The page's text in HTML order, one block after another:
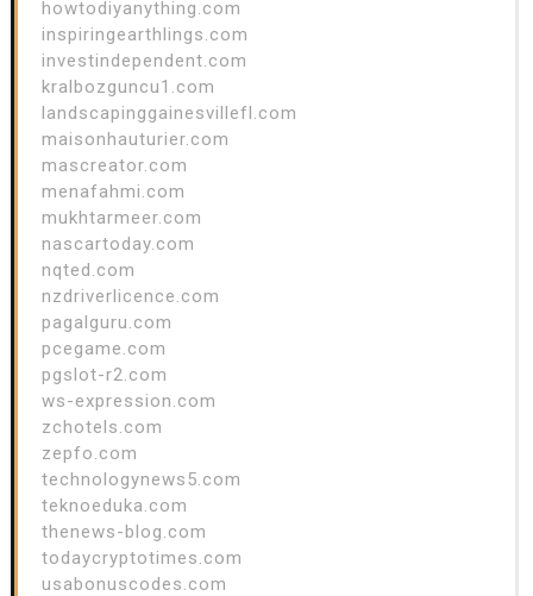
howtodiyanything.com
inspiringearthlings.com
investindependent.com
kralbozguncu1.com
landscapinggainesvillefl.com
maisonhauturier.com
mascreator.com
menafahmi.com
mukhtarmeer.com
nascartoday.com
nqted.com
nzdriverlicence.com
pagalguru.com
pcegame.com
pgslot-r2.com
ws-expression.com
zchotels.com
zepfo.com
technologynews5.com
teknoeduka.com
thenews-blog.com
todaycryptotimes.com
usabonuscodes.com